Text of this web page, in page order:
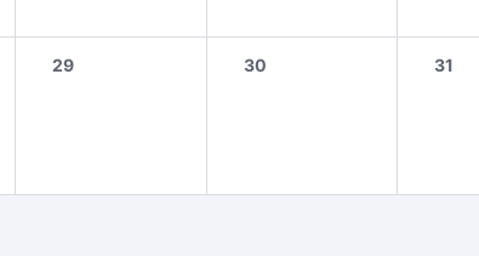
29 30 31